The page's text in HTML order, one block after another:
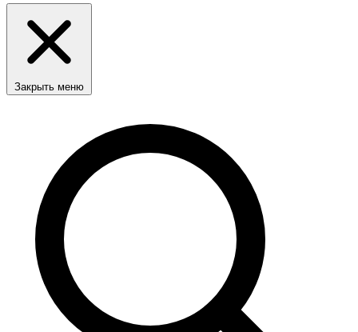
Закрыть меню